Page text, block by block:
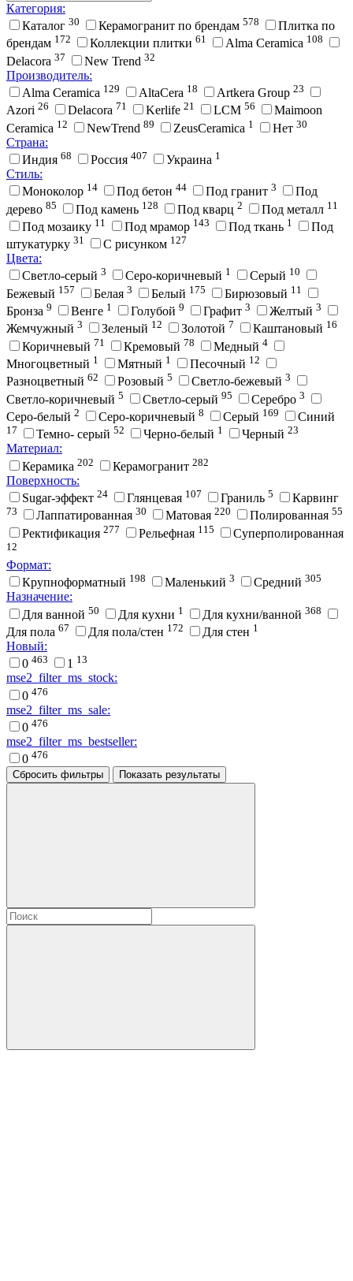
Категория:
Каталог 30 Керамогранит по брендам 578
Плитка по
брендам 172 Коллекции плитки 61 Alma Ceramica 108
Delacora 37 New Trend 32
Производитель:
Alma Ceramica 129 AltaCera 18 Artkera Group 23
Azori 26 Delacora 71 Kerlife 21 LCM 56
Maimoon
Ceramica 12 NewTrend 89 ZeusCeramica 1 Нет 30
Страна:
Индия 68 Россия 407 Украина 1
Стиль:
Моноколор 14 Под бетон 44 Под гранит 3
Под
дерево 85 Под камень 128 Под кварц 2 Под металл 11
Под мозаику 11 Под мрамор 143 Под ткань 1
Под
штукатурку 31 С рисунком 127
Цвета:
Cветло-серый 3 Cеро-коричневый 1 Cерый 10
Бежевый 157 Белая 3 Белый 175 Бирюзовый 11
Бронза 9 Венге 1 Голубой 9 Графит 3 Желтый 3
Жемчужный 3 Зеленый 12 Золотой 7 Каштановый 16
Коричневый 71 Кремовый 78 Медный 4
Многоцветный 1 Мятный 1 Песочный 12
Разноцветный 62 Розовый 5 Светло-бежевый 3
Светло-коричневый 5 Светло-серый 95 Серебро 3
Серо-белый 2 Серо-коричневый 8 Серый 169 Синий
17 Темно- серый 52 Черно-белый 1 Черный 23
Материал:
Керамика 202 Керамогранит 282
Поверхность:
Sugar-эффект 24 Глянцевая 107 Граниль 5 Карвинг
73 Лаппатированная 30 Матовая 220 Полированная 55
Ректификация 277 Рельефная 115 Суперполированная
12
Формат:
Крупноформатный 198 Маленький 3 Средний 305
Назначение:
Для ванной 50 Для кухни 1 Для кухни/ванной 368
Для пола 67 Для пола/стен 172 Для стен 1
Новый:
0 463 1 13
mse2_filter_ms_stock:
0 476
mse2_filter_ms_sale:
0 476
mse2_filter_ms_bestseller:
0 476
Сбросить фильтры
Показать результаты